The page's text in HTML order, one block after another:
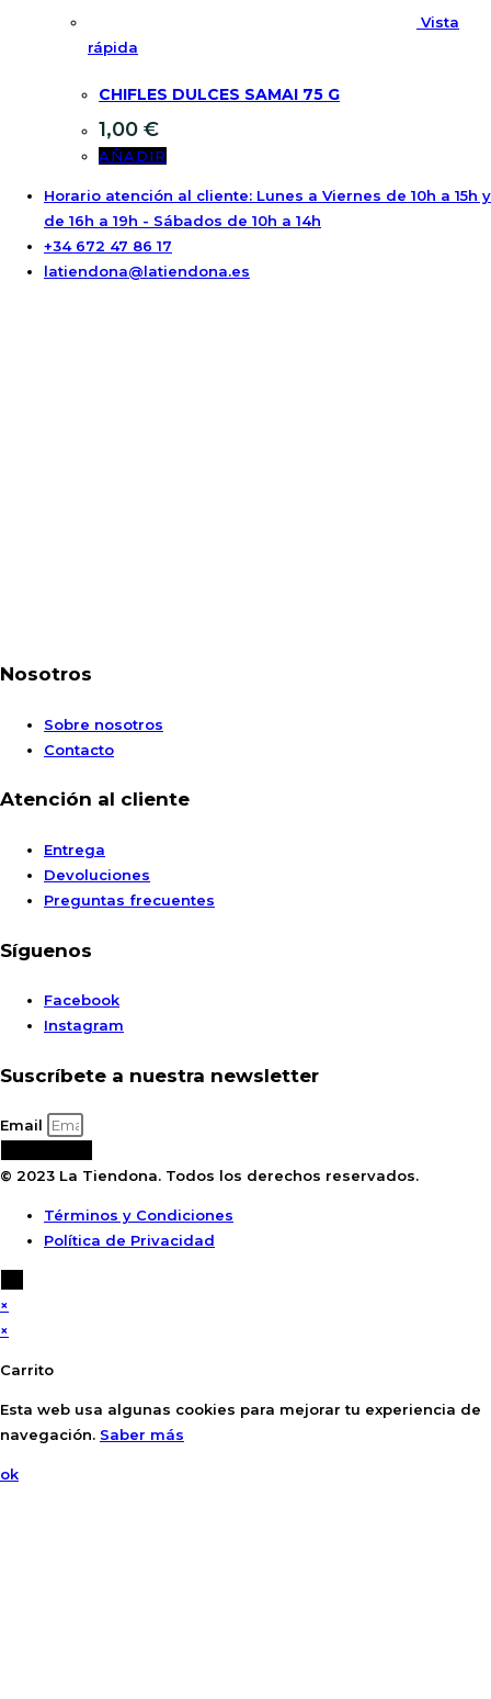
Vista
rápida
CHIFLES DULCES SAMAI 75 G
1,00 €
AÑADIR
Horario atención al cliente: Lunes a Viernes de 10h a 15h y
de 16h a 19h - Sábados de 10h a 14h
+34 672 47 86 17
latiendona@latiendona.es
Nosotros
Sobre nosotros
Contacto
Atención al cliente
Entrega
Devoluciones
Preguntas frecuentes
Síguenos
Facebook
Instagram
Suscríbete a nuestra newsletter
Email
© 2023 La Tiendona. Todos los derechos reservados.
Términos y Condiciones
Política de Privacidad
×
×
Carrito
Esta web usa algunas cookies para mejorar tu experiencia de
navegación. Saber más
ok